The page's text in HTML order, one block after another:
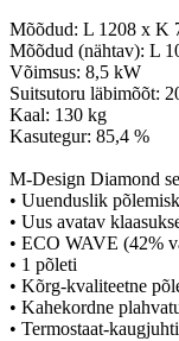
Mõõdud: L 1208 x K
Mõõdud (nähtav): L
Võimsus: 8,5 kW
Suitsutoru läbimõõt:
Kaal: 130 kg
Kasutegur: 85,4 %
M-Design Diamond
• Uuenduslik
• Uus avatav
• ECO WAVE (42%
• 1 põleti
• Kõrg-kvaliteetne
• Kahekordne
• Termostaat-